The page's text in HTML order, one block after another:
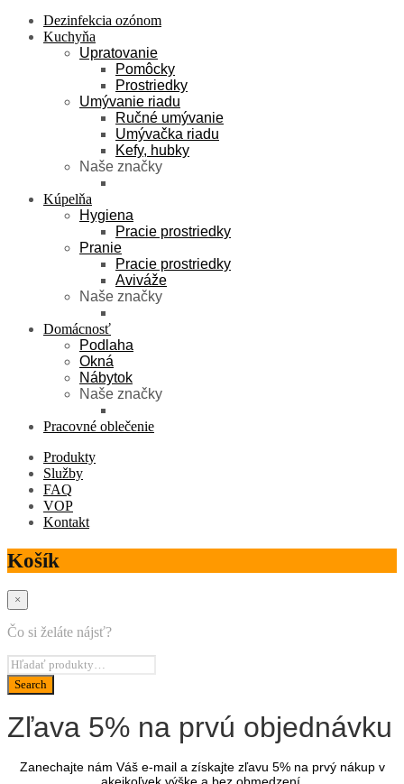
Dezinfekcia ozónom
Kuchyňa
Upratovanie
Pomôcky
Prostriedky
Umývanie riadu
Ručné umývanie
Umývačka riadu
Kefy, hubky
Naše značky
Kúpelňa
Hygiena
Pracie prostriedky
Pranie
Pracie prostriedky
Aviváže
Naše značky
Domácnosť
Podlaha
Okná
Nábytok
Naše značky
Pracovné oblečenie
Produkty
Služby
FAQ
VOP
Kontakt
Košík
×
Čo si želáte nájsť?
Zľava 5% na prvú objednávku
Zanechajte nám Váš e-mail a získajte zľavu 5% na prvý nákup v
akejkoľvek výške a bez obmedzení.